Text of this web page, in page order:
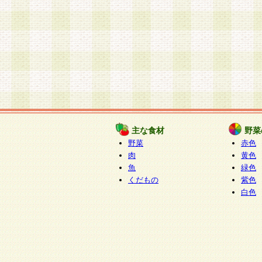
主な食材
野菜
肉
魚
くだもの
野
赤色
黄色
緑色
紫色
白色